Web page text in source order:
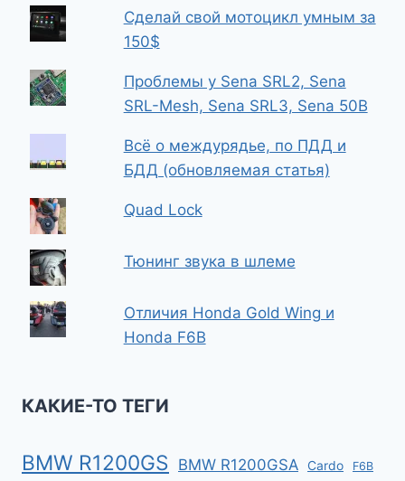
Сделай свой мотоцикл умным за
150$
Проблемы у Sena SRL2, Sena
SRL-Mesh, Sena SRL3, Sena 50B
Всё о междурядье, по ПДД и
БДД (обновляемая статья)
Quad Lock
Тюнинг звука в шлеме
Отличия Honda Gold Wing и
Honda F6B
КАКИЕ-ТО ТЕГИ
BMW R1200GS BMW R1200GSA Cardo F6B